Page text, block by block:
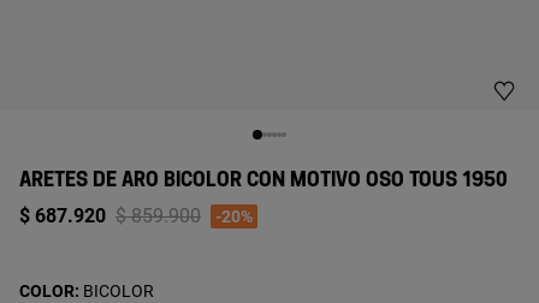
ARETES DE ARO BICOLOR CON MOTIVO OSO TOUS 1950
$ 687.920 Price reduced from
$ 859.900to-20%
COLOR: BICOLOR